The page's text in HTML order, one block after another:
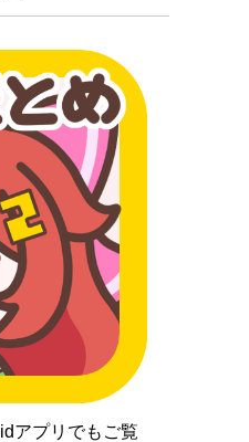
アプリでもご覧